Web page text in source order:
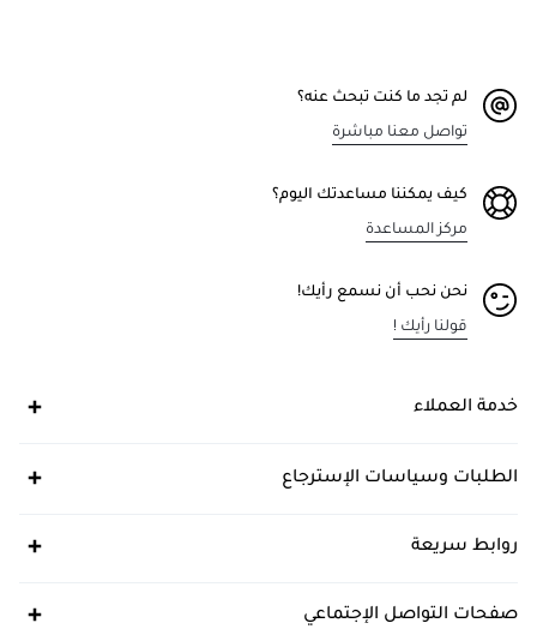
لم تجد ما كنت تبحث عنه؟
تواصل معنا مباشرة
كيف يمكننا مساعدتك اليوم؟
مركز المساعدة
نحن نحب أن نسمع رأيك!
قولنا رأيك !
خدمة العملاء
الطلبات وسياسات الإسترجاع
روابط سريعة
صفحات التواصل الإجتماعي